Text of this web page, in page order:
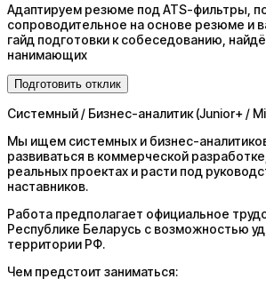
Адаптируем резюме под ATS-фильтры,
сопроводительное на основе резюме и
гайд подготовки к собеседованию,
нанимающих
Подготовить отклик
Системный / Бизнес-аналитик (Junior+ /
Мы ищем системных и бизнес-
развиваться в коммерческой
реальных проектах и расти под
наставников.
Работа предполагает официальное
Республике Беларусь с возможностью
территории РФ.
Чем предстоит заниматься: